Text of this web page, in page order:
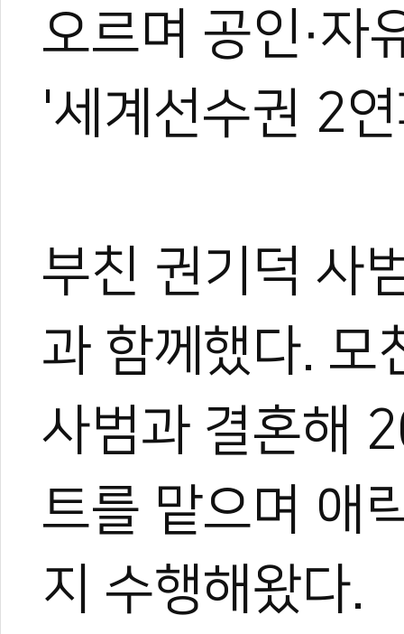
오르며 공인·자
'세계선수권 2
부친 권기덕 사
과 함께했다.
사범과 결혼해
트를 맡으며 애
지 수행해왔다.
태권도 경기인 출신의 태권
트 KOICA 국제협력요원
과 콘텐츠 제작 및 홍보 마
이온 대표이사를 맡고 있
화 발전에 힘쓰고 있다.